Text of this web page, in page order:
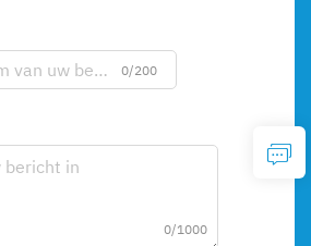
0/200
0/1000